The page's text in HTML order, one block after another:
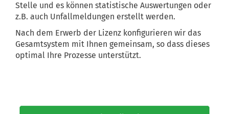
Stelle und es können statistische Auswertungen oder
z.B. auch Unfallmeldungen erstellt werden.
Nach dem Erwerb der Lizenz konfigurieren wir das
Gesamtsystem mit Ihnen gemeinsam, so dass dieses
optimal Ihre Prozesse unterstützt.